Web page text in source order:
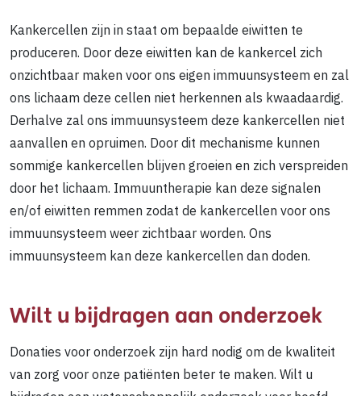
Kankercellen zijn in staat om bepaalde eiwitten te
produceren. Door deze eiwitten kan de kankercel zich
onzichtbaar maken voor ons eigen immuunsysteem en zal
ons lichaam deze cellen niet herkennen als kwaadaardig.
Derhalve zal ons immuunsysteem deze kankercellen niet
aanvallen en opruimen. Door dit mechanisme kunnen
sommige kankercellen blijven groeien en zich verspreiden
door het lichaam. Immuuntherapie kan deze signalen
en/of eiwitten remmen zodat de kankercellen voor ons
immuunsysteem weer zichtbaar worden. Ons
immuunsysteem kan deze kankercellen dan doden.
Wilt u bijdragen aan onderzoek
Donaties voor onderzoek zijn hard nodig om de kwaliteit
van zorg voor onze patiënten beter te maken. Wilt u